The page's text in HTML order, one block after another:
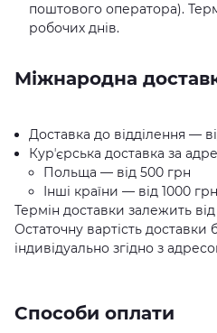
поштового оператора).
робочих днів.
Міжнародна
Доставка до відділення —
Курʼєрська доставка за
Польща — від 500 грн
Інші країни — від 1000 грн
Термін доставки залежить
Остаточну вартість доставки
індивідуально згідно з
Способи оплати